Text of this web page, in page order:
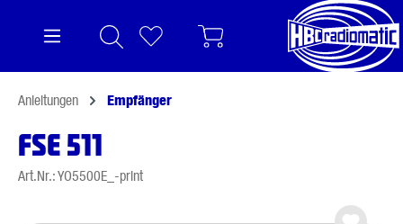
Anleitungen Empfänger
FSE 511
Art.Nr.: YO5500E_-print